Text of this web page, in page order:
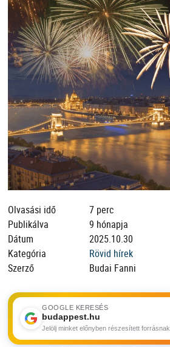
Olvasási idő
7 perc
Publikálva
9 hónapja
Dátum
2025.10.30
Kategória
Rövid hírek
Szerző
Budai Fanni
GOOGLE KERESÉS
budappest.hu
Jelölj minket előnyben részesített forrásnak